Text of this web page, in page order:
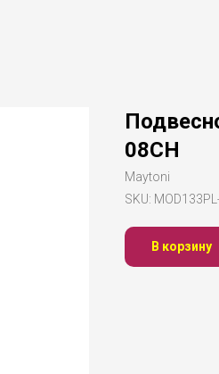
08CH
Maytoni
SKU:
В корзину